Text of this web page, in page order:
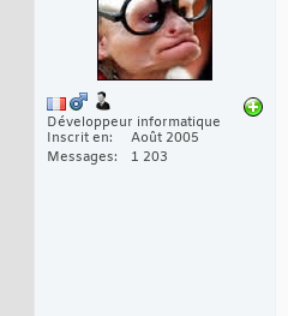
Développeur informatique
Inscrit en
Août 2005
Messages
1 203